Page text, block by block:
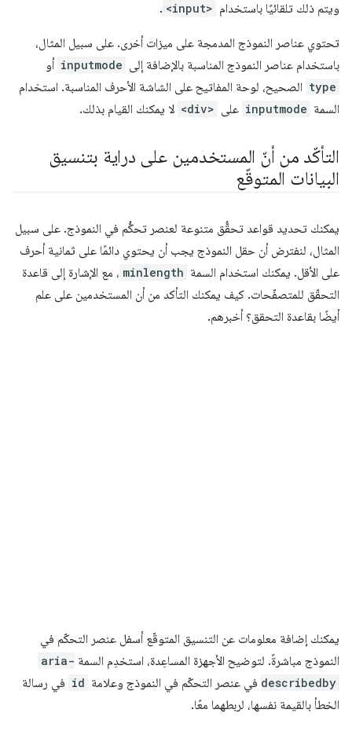
ويتم ذلك تلقائيًا باستخدام <input>
.
تحتوي عناصر النموذج المدمجة على ميزات أخرى. على سبيل المثال،
باستخدام عناصر النموذج المناسبة بالإضافة إلى inputmode أو
type الصحيح، لوحة المفاتيح على الشاشة الأحرف المناسبة. استخدام
السمة inputmode على <div> لا يمكنك القيام بذلك.
التأكّد من أنّ المستخدمين على دراية بتنسيق
البيانات المتوقّع
يمكنك تحديد قواعد تحقُّق متنوعة لعنصر تحكُّم في النموذج. على سبيل
المثال، لنفترض أن حقل النموذج يجب أن يحتوي دائمًا على ثمانية أحرف
على الأقل. يمكنك استخدام السمة minlength ، مع الإشارة إلى قاعدة
التحقّق للمتصفّحات. كيف يمكنك التأكد من أن المستخدمين على علم
أيضًا بقاعدة التحقق؟ أخبرهم.
يمكنك إضافة معلومات عن التنسيق المتوقّع أسفل عنصر التحكّم في
النموذج مباشرةً. لتوضيح الأجهزة المساعِدة، استخدِم السمة aria-
describedby في عنصر التحكّم في النموذج وعلامة id في رسالة
الخطأ بالقيمة نفسها، لربطهما معًا.